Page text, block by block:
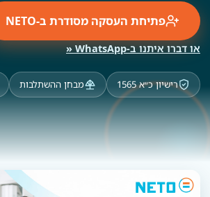
פתיחת העסקה מסודרת ב-NETO
או דברו איתנו ב-WhatsApp «
רישיון כ״א 1565 מבחן ההשתלבות